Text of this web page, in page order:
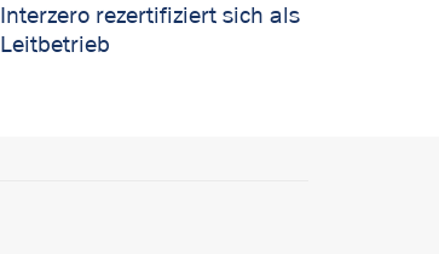
Interzero rezertifiziert sich als
Leitbetrieb